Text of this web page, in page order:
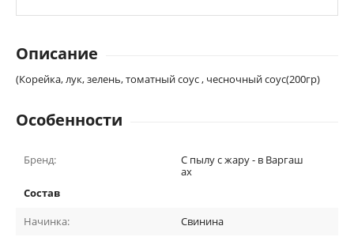
Описание
(Корейка, лук, зелень, томатный соус , чесночный соус(200гр)
Особенности
Бренд:
С пылу с жару - в Варгаш
ах
Состав
Начинка:
Свинина